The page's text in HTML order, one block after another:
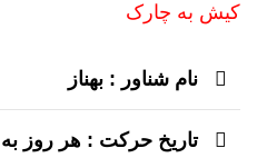
کیش به چارک
نام شناور : بهناز
تاریخ حرکت : هر روز